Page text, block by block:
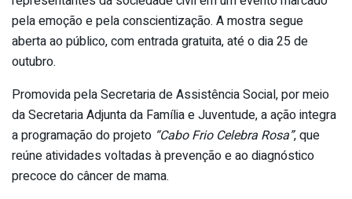
pela emoção e pela conscientização. A mostra segue
aberta ao público, com entrada gratuita, até o dia 25 de
outubro.
Promovida pela Secretaria de Assistência Social, por meio
da Secretaria Adjunta da Família e Juventude, a ação integra
a programação do projeto “Cabo Frio Celebra Rosa”, que
reúne atividades voltadas à prevenção e ao diagnóstico
precoce do câncer de mama.